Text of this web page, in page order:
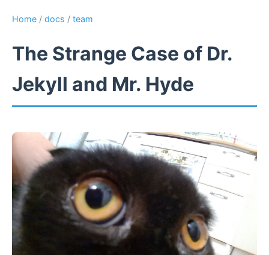
Home / docs / team
The Strange Case of Dr.
Jekyll and Mr. Hyde